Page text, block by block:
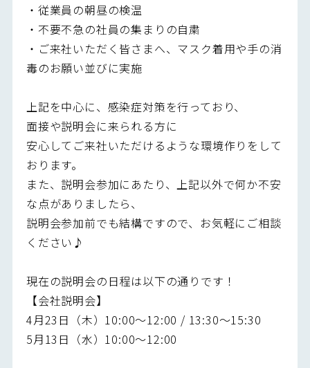
・従業員の朝昼の検温
・不要不急の社員の集まりの自粛
・ご来社いただく皆さまへ、マスク着用や手の消
毒のお願い並びに実施
上記を中心に、感染症対策を行っており、
面接や説明会に来られる方に
安心してご来社いただけるような環境作りをして
おります。
また、説明会参加にあたり、上記以外で何か不安
な点がありましたら、
説明会参加前でも結構ですので、お気軽にご相談
ください♪
現在の説明会の日程は以下の通りです！
【会社説明会】
4月23日（木）10:00～12:00 / 13:30～15:30
5月13日（水）10:00～12:00